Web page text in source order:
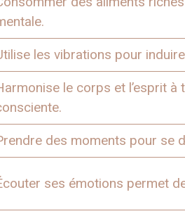
les vibrations pour
le corps et l’esprit
des moments pour se
ses émotions permet